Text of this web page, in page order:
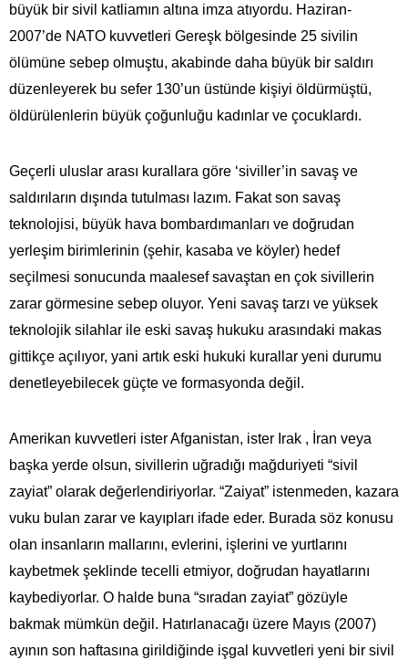
büyük bir sivil katliamın altına imza atıyordu. Haziran-
2007’de NATO kuvvetleri Gereşk bölgesinde 25 sivilin
ölümüne sebep olmuştu, akabinde daha büyük bir saldırı
düzenleyerek bu sefer 130’un üstünde kişiyi öldürmüştü,
öldürülenlerin büyük çoğunluğu kadınlar ve çocuklardı.
Geçerli uluslar arası kurallara göre ‘siviller’in savaş ve
saldırıların dışında tutulması lazım. Fakat son savaş
teknolojisi, büyük hava bombardımanları ve doğrudan
yerleşim birimlerinin (şehir, kasaba ve köyler) hedef
seçilmesi sonucunda maalesef savaştan en çok sivillerin
zarar görmesine sebep oluyor. Yeni savaş tarzı ve yüksek
teknolojik silahlar ile eski savaş hukuku arasındaki makas
gittikçe açılıyor, yani artık eski hukuki kurallar yeni durumu
denetleyebilecek güçte ve formasyonda değil.
Amerikan kuvvetleri ister Afganistan, ister Irak , İran veya
başka yerde olsun, sivillerin uğradığı mağduriyeti “sivil
zayiat” olarak değerlendiriyorlar. “Zaiyat” istenmeden, kazara
vuku bulan zarar ve kayıpları ifade eder. Burada söz konusu
olan insanların mallarını, evlerini, işlerini ve yurtlarını
kaybetmek şeklinde tecelli etmiyor, doğrudan hayatlarını
kaybediyorlar. O halde buna “sıradan zayiat” gözüyle
bakmak mümkün değil. Hatırlanacağı üzere Mayıs (2007)
ayının son haftasına girildiğinde işgal kuvvetleri yeni bir sivil